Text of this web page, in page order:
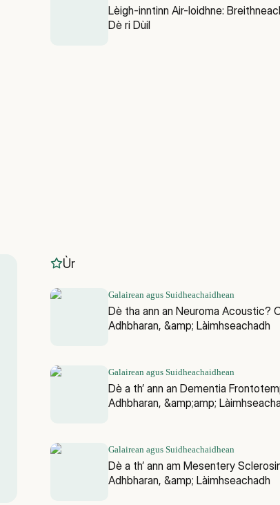
Lèigh-inntinn Air-loidhne:
Dè ri Dùil
Ùr
Galairean agus Suidheachaidhean
Dè tha ann an Neuroma Acoustic?
Adhbharan, &amp; Làimhseachadh
Galairean agus Suidheachaidhean
Dè a th’ ann an Dementia
Adhbharan, &amp;amp;
Galairean agus Suidheachaidhean
Dè a th’ ann am Mesentery
Adhbharan, &amp; Làimhseachadh